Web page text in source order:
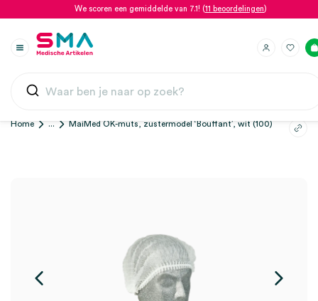
We scoren een gemiddelde van 7.1! (11 beoordelingen)
Home ... MaiMed OK-muts, zustermodel ‘Bouffant’, wit (100)